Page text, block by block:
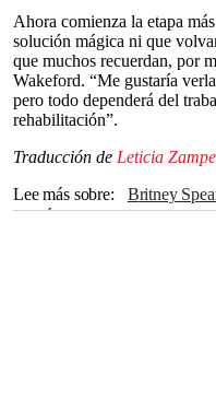
Ahora comienza la etapa
solución mágica ni que
que muchos recuerdan, por
Wakeford. “Me gustaría
pero todo dependerá del
rehabilitación”.
Traducción de Leticia
Lee más sobre
Britney